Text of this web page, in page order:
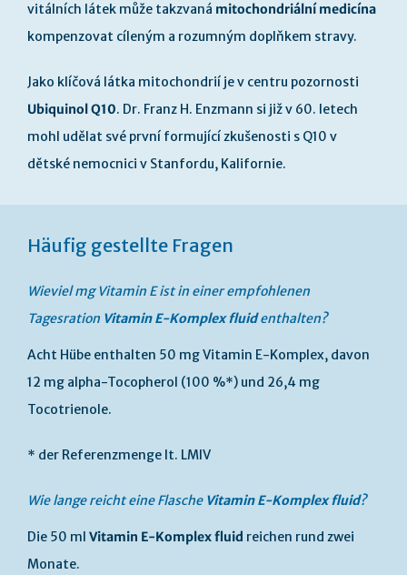
vitálních látek může takzvaná mitochondriální medicína
kompenzovat cíleným a rozumným doplňkem stravy.
Jako klíčová látka mitochondrií je v centru pozornosti
Ubiquinol Q10. Dr. Franz H. Enzmann si již v 60. letech
mohl udělat své první formující zkušenosti s Q10 v
dětské nemocnici v Stanfordu, Kalifornie.
Häufig gestellte Fragen
Wieviel mg Vitamin E ist in einer empfohlenen
Tagesration Vitamin E-Komplex fluidenthalten?
Acht Hübe enthalten 50 mg Vitamin E-Komplex, davon
12 mg alpha-Tocopherol (100 %*) und 26,4 mg
Tocotrienole.
* der Referenzmenge lt. LMIV
Wie lange reicht eine Flasche Vitamin E-Komplex fluid?
Die 50 ml Vitamin E-Komplex fluid reichen rund zwei
Monate.